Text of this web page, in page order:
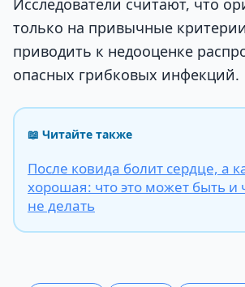
Исследователи считают, что
только на привычные
приводить к недооценке
опасных грибковых инфекций.
📖 Читайте также
После ковида болит сердце, а
хорошая: что это может быть и
не делать